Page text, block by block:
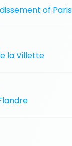
of Paris
la Villette